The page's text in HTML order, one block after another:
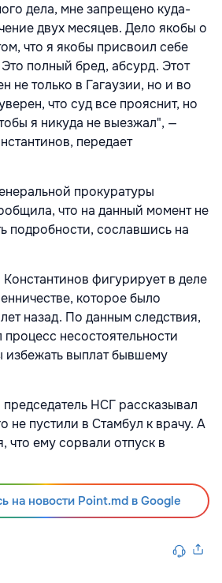
дела, мне запрещено куда-
двух месяцев. Дело якобы о
что я якобы присвоил себе
полный бред, абсурд. Этот
не только в Гагаузии, но и во
что суд все прояснит, но
я никуда не выезжал", —
передает
прокуратуры
что на данный момент не
подробности, сославшись на
Константинов фигурирует в деле
которое было
назад. По данным следствия,
несостоятельности
избежать выплат бывшему
НСГ рассказывал
не пустили в Стамбул к врачу. А
что ему сорвали отпуск в
на новости Point.md в Google